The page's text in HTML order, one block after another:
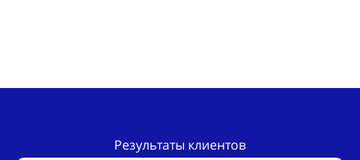
Результаты клиентов